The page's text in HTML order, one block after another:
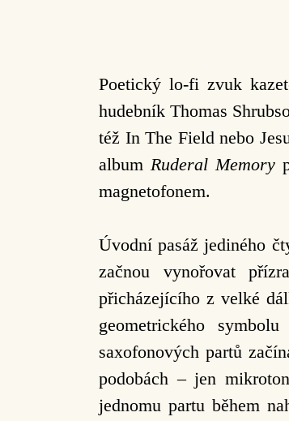
Poetický lo-fi zvuk
hudebník Thomas
též In The Field nebo
album Ruderal Memory
magnetofonem.
Úvodní pasáž jediného
začnou vynořovat
přicházejícího z velké
geometrického
saxofonových partů
podobách – jen
jednomu partu během